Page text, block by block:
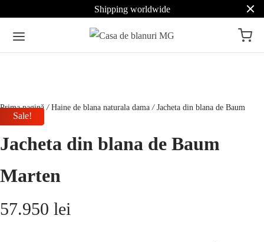
Shipping worldwide
Prima pagină / Haine de blana naturala dama /Jacheta din blana de Baum
Marten
Jacheta din blana de Baum
Marten
57.950 lei
Sale!
Sale!
Sale!